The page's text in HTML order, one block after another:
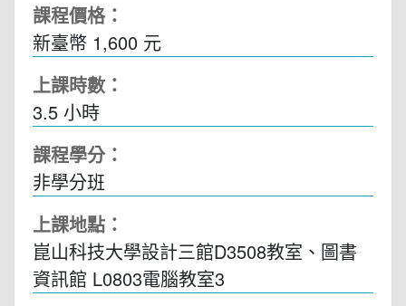
課程價格：
新臺幣 1,600 元
上課時數：
3.5 小時
課程學分：
非學分班
上課地點：
崑山科技大學設計三館D3508教室、圖書
資訊館 L0803電腦教室3